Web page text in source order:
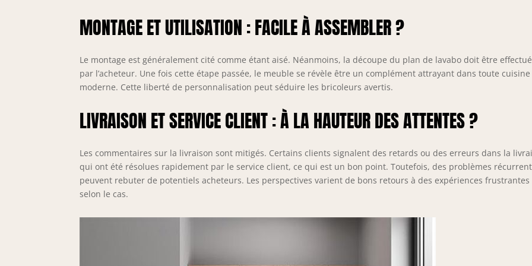
MONTAGE ET UTILISATION : FACILE À ASSEMBLER ?
Le montage est généralement cité comme étant aisé. Néanmoins, la découpe du plan de lavabo doit être
par l’acheteur. Une fois cette étape passée, le meuble se révèle être un complément attrayant dans toute cuisine
moderne. Cette liberté de personnalisation peut séduire les bricoleurs avertis.
LIVRAISON ET SERVICE CLIENT : À LA HAUTEUR DES ATTENTES ?
Les commentaires sur la livraison sont mitigés. Certains clients signalent des retards ou des erreurs dans la
qui ont été résolues rapidement par le service client, ce qui est un bon point. Toutefois, des problèmes
peuvent rebuter de potentiels acheteurs. Les perspectives varient de bons retours à des expériences frustrantes
selon le cas.